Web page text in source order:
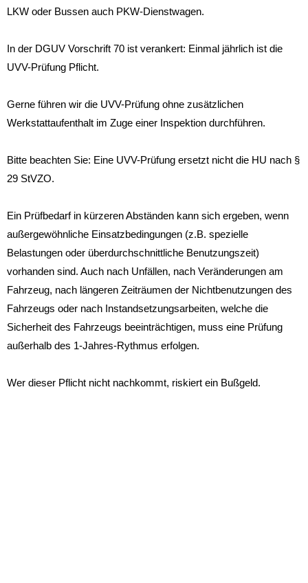
LKW oder Bussen auch PKW-Dienstwagen.
In der DGUV Vorschrift 70 ist verankert: Einmal jährlich ist die
UVV-Prüfung Pflicht.
Gerne führen wir die UVV-Prüfung ohne zusätzlichen
Werkstattaufenthalt im Zuge einer Inspektion durchführen.
Bitte beachten Sie: Eine UVV-Prüfung ersetzt nicht die HU nach §
29 StVZO.
Ein Prüfbedarf in kürzeren Abständen kann sich ergeben, wenn
außergewöhnliche Einsatzbedingungen (z.B. spezielle
Belastungen oder überdurchschnittliche Benutzungszeit)
vorhanden sind. Auch nach Unfällen, nach Veränderungen am
Fahrzeug, nach längeren Zeiträumen der Nichtbenutzungen des
Fahrzeugs oder nach Instandsetzungsarbeiten, welche die
Sicherheit des Fahrzeugs beeinträchtigen, muss eine Prüfung
außerhalb des 1-Jahres-Rythmus erfolgen.
Wer dieser Pflicht nicht nachkommt, riskiert ein Bußgeld.